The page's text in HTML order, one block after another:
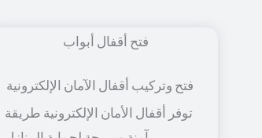
توفر أقفال الأمان الإلكترونية طريقة